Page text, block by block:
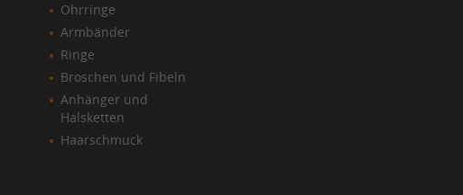
Ohrringe
Armbänder
Ringe
Broschen und Fibeln
Anhänger und
Halsketten
Haarschmuck